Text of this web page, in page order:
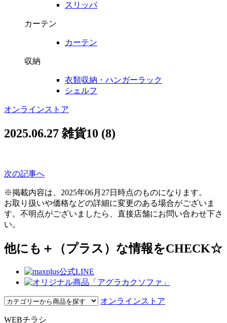
スリッパ
カーテン
カーテン
収納
衣類収納・ハンガーラック
シェルフ
オンラインストア
2025.06.27 雑貨10 (8)
次の記事へ
※掲載内容は、2025年06月27日時点のものになります。
お取り扱いや価格などの詳細に変更のある場合がございま
す。不明点がございましたら、直接店舗にお問い合わせ下さ
い。
他にも＋（プラス）な情報をCHECK☆
オンラインストア
WEBチラシ